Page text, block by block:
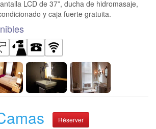
LCD de 37”, ducha de hidromasaje,
y caja fuerte gratuita.
Réserver